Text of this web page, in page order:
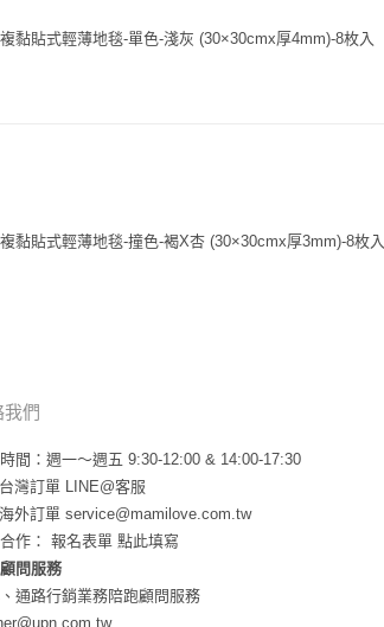
黏貼式輕薄地毯-單色-淺灰 (30×30cmx厚4mm)-8枚入
黏貼式輕薄地毯-撞色-褐X杏 (30×30cmx厚3mm)-8枚入
們
間：週一～週五 9:30-12:00 & 14:00-17:30
台灣訂單 LINE@客服
海外訂單 service@mamilove.com.tw
作： 報名表單 點此填寫
問服務
通路行銷業務陪跑顧問服務